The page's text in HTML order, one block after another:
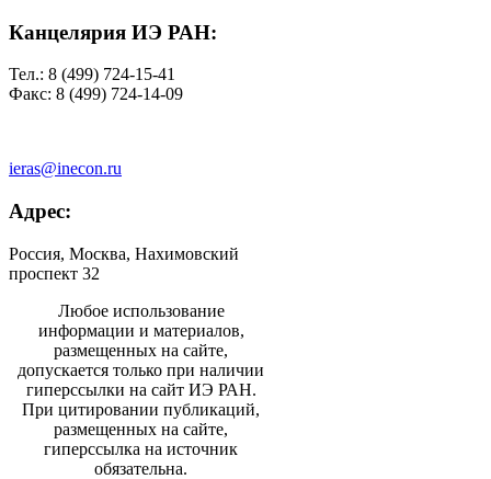
Канцелярия ИЭ РАН:
Тел.: 8 (499) 724-15-41
Факс: 8 (499) 724-14-09
ieras@inecon.ru
Адрес:
Россия, Москва, Нахимовский
проспект 32
Любое использование
информации и материалов,
размещенных на сайте,
допускается только при наличии
гиперссылки на сайт ИЭ РАН.
При цитировании публикаций,
размещенных на сайте,
гиперссылка на источник
обязательна.